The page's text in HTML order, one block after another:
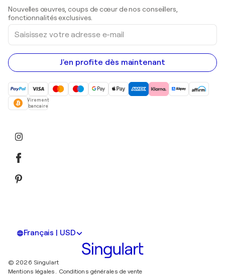
Peintures acryliques
Nouvelles œuvres, coups de cœur de nos conseillers,
fonctionnalités exclusives.
Saisissez
votre
adresse
e-
mail
J'en profite dès maintenant
Virement
bancaire
Français | USD
© 2026 Singulart
Mentions légales. Conditions générales de vente